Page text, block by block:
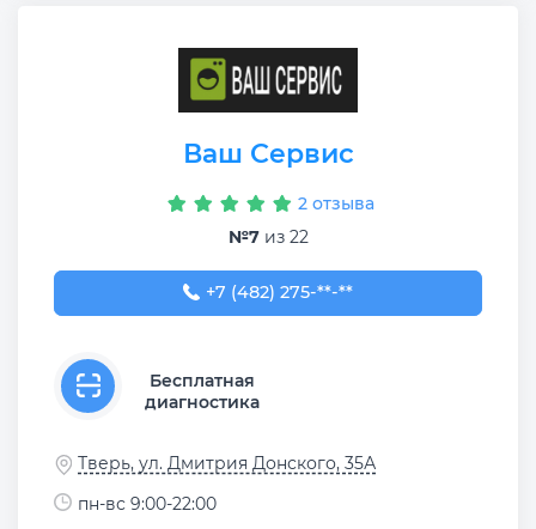
Ваш Сервис
2 отзыва
№7из 22
+7 (482) 275-27-14
+7 (482) 275-**-**
Бесплатная
диагностика
Тверь, ул. Дмитрия Донского, 35А
пн-вс 9:00-22:00